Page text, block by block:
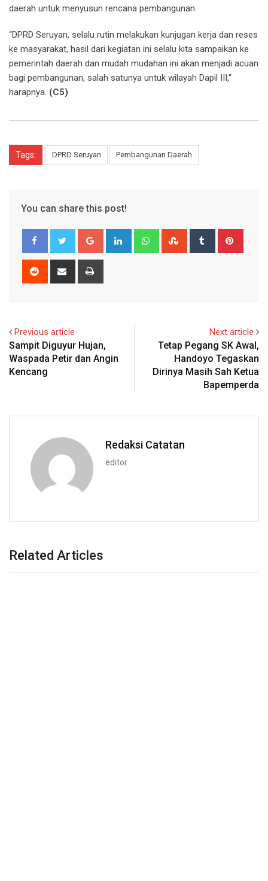
daerah untuk menyusun rencana pembangunan.
“DPRD Seruyan, selalu rutin melakukan kunjugan kerja dan reses
ke masyarakat, hasil dari kegiatan ini selalu kita sampaikan ke
pemerintah daerah dan mudah mudahan ini akan menjadi acuan
bagi pembangunan, salah satunya untuk wilayah Dapil III,“
harapnya. (C5)
Tags: DPRD Seruyan Pembangunan Daerah
You can share this post!
Google+ LinkedIn WhatsappStumbleUpon
Tumblr
Reddit
Share
Previous article
Sampit Diguyur Hujan,
Waspada Petir dan Angin
Kencang
Next article
Tetap Pegang SK Awal,
Handoyo Tegaskan
Dirinya Masih Sah Ketua
Bapemperda
Redaksi Catatan
editor
Related Articles